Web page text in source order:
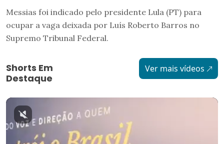
Messias foi indicado pelo presidente Lula (PT) para
ocupar a vaga deixada por Luís Roberto Barros no
Supremo Tribunal Federal.
Shorts Em
Destaque
Ver mais vídeos